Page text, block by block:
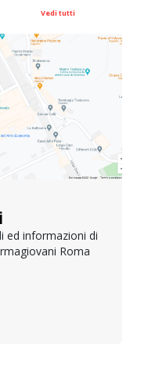
Vedi tutti
ed informazioni di
Roma